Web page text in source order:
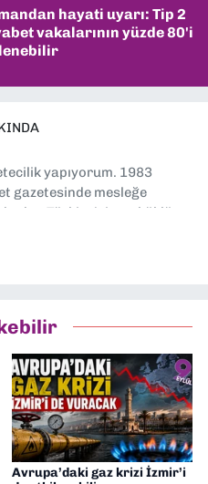
hayati uyarı: Tip 2
vakalarının yüzde 80'i
yapıyorum. 1983
gazetesinde mesleğe
Türkiye’nin en köklü
müdür yardımcısı ve spor
görev yaptım. Ayrıca Yeni
yapıyorum
Avrupa’daki gaz krizi İzmir’i